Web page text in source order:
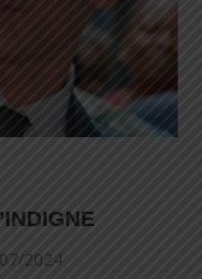
2024